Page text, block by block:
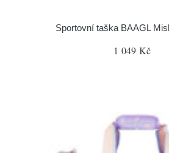
Sportovní taška BAAGL
1 049 Kč